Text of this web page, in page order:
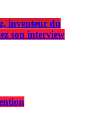
inventeur du
son interview